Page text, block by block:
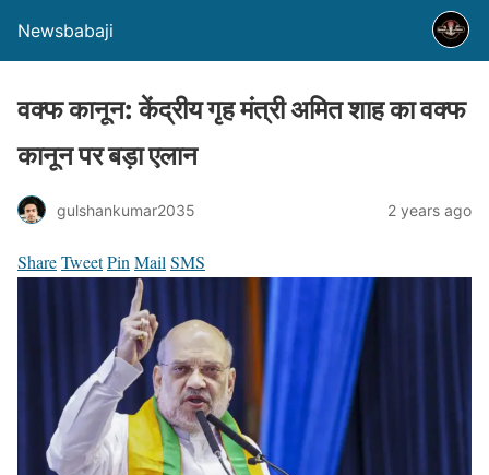
Newsbabaji
वक्फ कानून: केंद्रीय गृह मंत्री अमित शाह का वक्फ
कानून पर बड़ा एलान
gulshankumar2035 2 years ago
ShareTweetPin Mail SMS